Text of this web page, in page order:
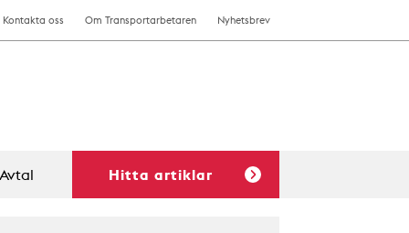
Kontakta oss Om Transportarbetaren Nyhetsbrev
Hitta artiklar